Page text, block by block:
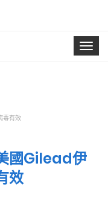
Toggle
毒有效
國Gilead伊
效